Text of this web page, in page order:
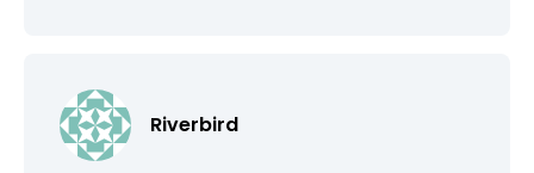
Riverbird